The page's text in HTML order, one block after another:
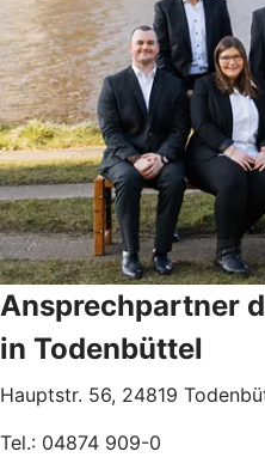
Ansprechpartner
in Todenbüttel
Hauptstr. 56, 24819
Tel.: 04874 909-0